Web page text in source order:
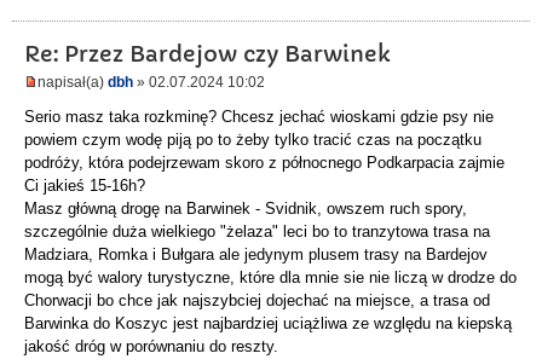
Re: Przez Bardejow czy Barwinek
napisał(a) dbh » 02.07.2024 10:02
Serio masz taka rozkminę? Chcesz jechać wioskami gdzie psy nie
powiem czym wodę piją po to żeby tylko tracić czas na początku
podróży, która podejrzewam skoro z północnego Podkarpacia zajmie
Ci jakieś 15-16h?
Masz główną drogę na Barwinek - Svidnik, owszem ruch spory,
szczególnie duża wielkiego "żelaza" leci bo to tranzytowa trasa na
Madziara, Romka i Bułgara ale jedynym plusem trasy na Bardejov
mogą być walory turystyczne, które dla mnie sie nie liczą w drodze do
Chorwacji bo chce jak najszybciej dojechać na miejsce, a trasa od
Barwinka do Koszyc jest najbardziej uciążliwa ze względu na kiepską
jakość dróg w porównaniu do reszty.